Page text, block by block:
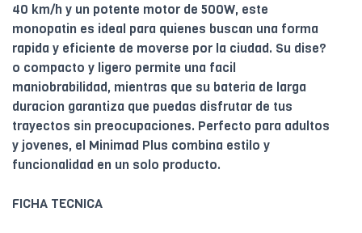
40 km/h y un potente motor de 500W, este
monopatin es ideal para quienes buscan una forma
rapida y eficiente de moverse por la ciudad. Su dise?
o compacto y ligero permite una facil
maniobrabilidad, mientras que su bateria de larga
duracion garantiza que puedas disfrutar de tus
trayectos sin preocupaciones. Perfecto para adultos
y jovenes, el Minimad Plus combina estilo y
funcionalidad en un solo producto.
FICHA TECNICA